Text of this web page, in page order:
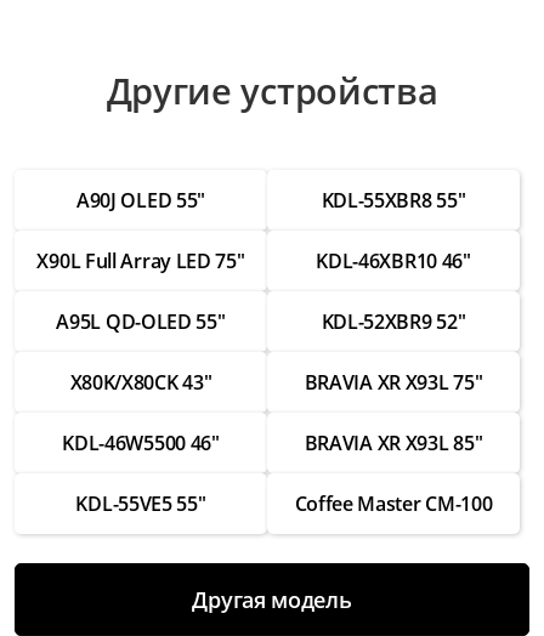
от 3 000 ₽
Ремонт блока питания
от 3 000 ₽
от 2 500 ₽
Замена Wi-Fi модуля
Замена экрана
Замена разъемов HDMI
Другие устройства
A90J OLED 55" KDL-55XBR8 55"
X90L Full Array LED 75" KDL-46XBR10 46"
A95L QD-OLED 55" KDL-52XBR9 52"
X80K/X80CK 43" BRAVIA XR X93L 75"
KDL-46W5500 46" BRAVIA XR X93L 85"
KDL-55VE5 55" Coffee Master CM-100
Другая модель